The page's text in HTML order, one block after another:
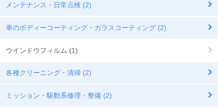
メンテナンス・日常点検 (2)
車のボディーコーティング・ガラスコーティング (2)
ウインドウフィルム (1)
各種クリーニング・清掃 (2)
ミッション・駆動系修理・整備 (2)